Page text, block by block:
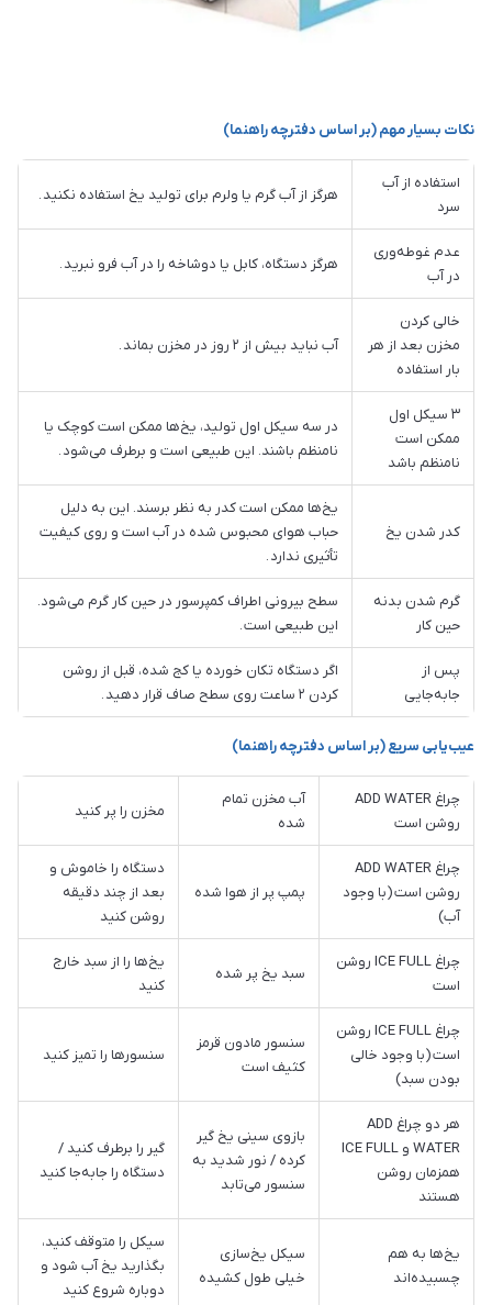
نکات بسیار مهم (بر اساس دفترچه راهنما)
استفاده از آب
سرد
هرگز از آب گرم یا ولرم برای تولید یخ استفاده نکنید .
عدم غوطه‌وری
در آب
هرگز دستگاه، کابل یا دوشاخه را در آب فرو نبرید .
خالی کردن
مخزن بعد از هر
بار استفاده
آب نباید بیش از ۲ روز در مخزن بماند .
۳ سیکل اول
ممکن است
نامنظم باشد
در سه سیکل اول تولید، یخ‌ها ممکن است کوچک یا
نامنظم باشند. این طبیعی است و برطرف می‌شود .
کدر شدن یخ
یخ‌ها ممکن است کدر به نظر برسند. این به دلیل
حباب هوای محبوس شده در آب است و روی کیفیت
تأثیری ندارد .
گرم شدن بدنه
حین کار
سطح بیرونی اطراف کمپرسور در حین کار گرم می‌شود.
این طبیعی است .
پس از
جابه‌جایی
اگر دستگاه تکان خورده یا کج شده، قبل از روشن
کردن ۲ ساعت روی سطح صاف قرار دهید .
عیب‌یابی سریع (بر اساس دفترچه راهنما)
چراغ ADD WATER
روشن است
آب مخزن تمام
شده
مخزن را پر کنید
چراغ ADD WATER
روشن است (با وجود
آب)
پمپ پر از هوا شده
دستگاه را خاموش و
بعد از چند دقیقه
روشن کنید
چراغ ICE FULL روشن
است
سبد یخ پر شده
یخ‌ها را از سبد خارج
کنید
چراغ ICE FULL روشن
است (با وجود خالی
بودن سبد)
سنسور مادون قرمز
کثیف است
سنسورها را تمیز کنید
هر دو چراغ ADD
WATER و ICE FULL
همزمان روشن
هستند
بازوی سینی یخ گیر
کرده / نور شدید به
سنسور می‌تابد
گیر را برطرف کنید /
دستگاه را جابه‌جا کنید
یخ‌ها به هم
چسبیده‌اند
سیکل یخ‌سازی
خیلی طول کشیده
سیکل را متوقف کنید،
بگذارید یخ آب شود و
دوباره شروع کنید